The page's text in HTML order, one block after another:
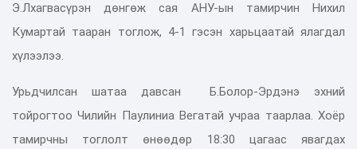
Э.Лхагвасүрэн дөнгөж сая АНУ-ын тамирчин Нихил
Кумартай тааран тоглож, 4-1 гэсэн харьцаатай ялагдал
хүлээлээ.
Урьдчилсан шатаа давсан Б.Болор-Эрдэнэ эхний
тойрогтоо Чилийн Паулиниа Вегатай учраа таарлаа. Хоёр
тамирчны тоглолт өнөөдөр 18:30 цагаас явагдах